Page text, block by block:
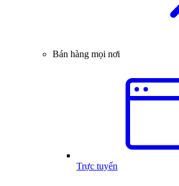
Bán hàng mọi nơi
Trực tuyến